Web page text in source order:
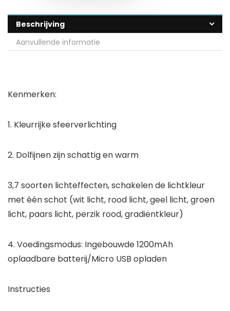
Beschrijving
Aanvullende informatie
Kenmerken:
1. Kleurrijke sfeerverlichting
2. Dolfijnen zijn schattig en warm
3,7 soorten lichteffecten, schakelen de lichtkleur
met één schot (wit licht, rood licht, geel licht, groen
licht, paars licht, perzik rood, gradiëntkleur)
4. Voedingsmodus: Ingebouwde 1200mAh
oplaadbare batterij/Micro USB opladen
Instructies